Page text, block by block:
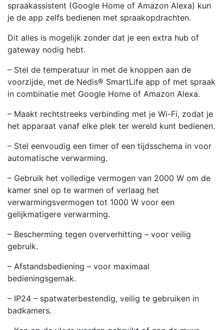
spraakassistent (Google Home of Amazon Alexa) kun
je de app zelfs bedienen met spraakopdrachten.
Dit alles is mogelijk zonder dat je een extra hub of
gateway nodig hebt.
– Stel de temperatuur in met de knoppen aan de
voorzijde, met de Nedis® SmartLife app of met spraak
in combinatie met Google Home of Amazon Alexa.
– Maakt rechtstreeks verbinding met je Wi-Fi, zodat je
het apparaat vanaf elke plek ter wereld kunt bedienen.
– Stel eenvoudig een timer of een tijdsschema in voor
automatische verwarming.
– Gebruik het volledige vermogen van 2000 W om de
kamer snel op te warmen of verlaag het
verwarmingsvermogen tot 1000 W voor een
gelijkmatigere verwarming.
– Bescherming tegen oververhitting – voor veilig
gebruik.
– Afstandsbediening – voor maximaal
bedieningsgemak.
– IP24 – spatwaterbestendig, veilig te gebruiken in
badkamers.